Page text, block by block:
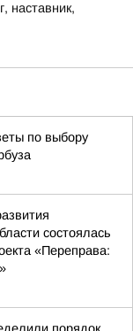
наставник,
по выбору
состоялась
«Переправа: